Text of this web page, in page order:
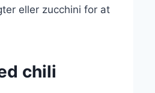
eller zucchini for at
chili